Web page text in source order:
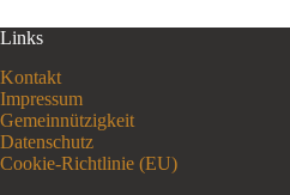
Links
Kontakt
Impressum
Gemeinnützigkeit
Datenschutz
Cookie-Richtlinie (EU)